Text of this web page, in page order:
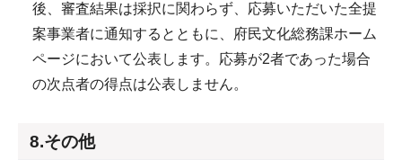
後、審査結果は採択に関わらず、応募いただいた全提
案事業者に通知するとともに、府民文化総務課ホーム
ページにおいて公表します。応募が2者であった場合
の次点者の得点は公表しません。
8.その他